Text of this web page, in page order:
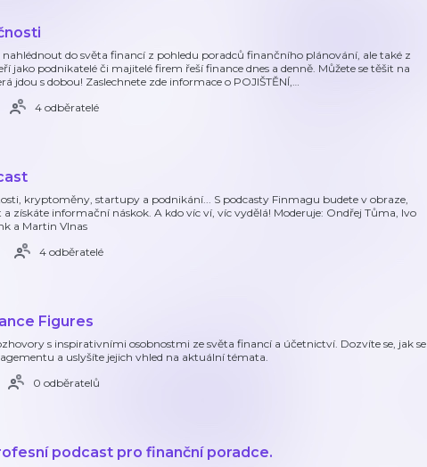
nahlédnout do světa financí z pohledu poradců finančního plánování, ale také z
jako podnikatelé či majitelé firem řeší finance dnes a denně. Můžete se těšit na
jdou s dobou! Zaslechnete zde informace o POJIŠTĚNÍ,…
4 odběratelé
kryptoměny, startupy a podnikání... S podcasty Finmagu budete v obraze,
získáte informační náskok. A kdo víc ví, víc vydělá! Moderuje: Ondřej Tůma, Ivo
a Martin Vlnas
4 odběratelé
Figures
s inspirativními osobnostmi ze světa financí a účetnictví. Dozvíte se, jak se
a uslyšíte jejich vhled na aktuální témata.
0 odběratelů
podcast pro finanční poradce.